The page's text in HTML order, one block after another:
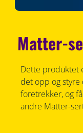
Matter-
Dette produktet
det opp og
foretrekker, og
andre Matter-